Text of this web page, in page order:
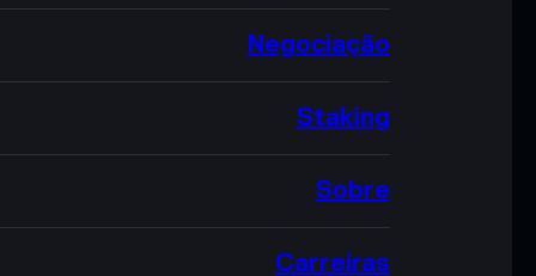
Negociação
Staking
Sobre
Carreiras